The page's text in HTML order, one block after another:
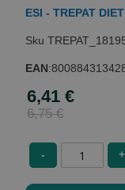
the
gallery
ESI - TREPAT DIET
EAN:
Special
Price
6,41 €
6,75 €
- +